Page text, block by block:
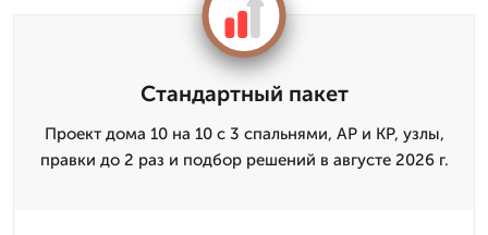
Стандартный пакет
Проект дома 10 на 10 с 3 спальнями, АР и КР, узлы,
правки до 2 раз и подбор решений в августе 2026 г.